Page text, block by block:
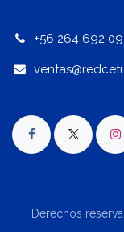
+56 264 692
v
Derechos